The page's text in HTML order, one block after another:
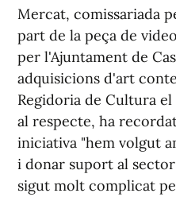
Mercat, comissariada
part de la peça de
per l'Ajuntament de
adquisicions d'art
Regidoria de Cultura el
al respecte, ha
iniciativa "hem volgut
i donar suport al
sigut molt complicat